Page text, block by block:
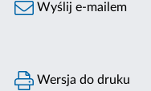
Wyślij e-mailem
Wersja do druku